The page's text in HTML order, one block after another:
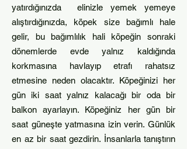
yatırdığınızda elinizle yemek yemeye
alıştırdığınızda, köpek size bağımlı hale
gelir, bu bağımlılık hali köpeğin sonraki
dönemlerde evde yalnız kaldığında
korkmasına havlayıp etrafı rahatsız
etmesine neden olacaktır. Köpeğinizi her
gün iki saat yalnız kalacağı bir oda bir
balkon ayarlayın. Köpeğiniz her gün bir
saat güneşte yatmasına izin verin. Günlük
en az bir saat gezdirin. İnsanlarla tanıştırın